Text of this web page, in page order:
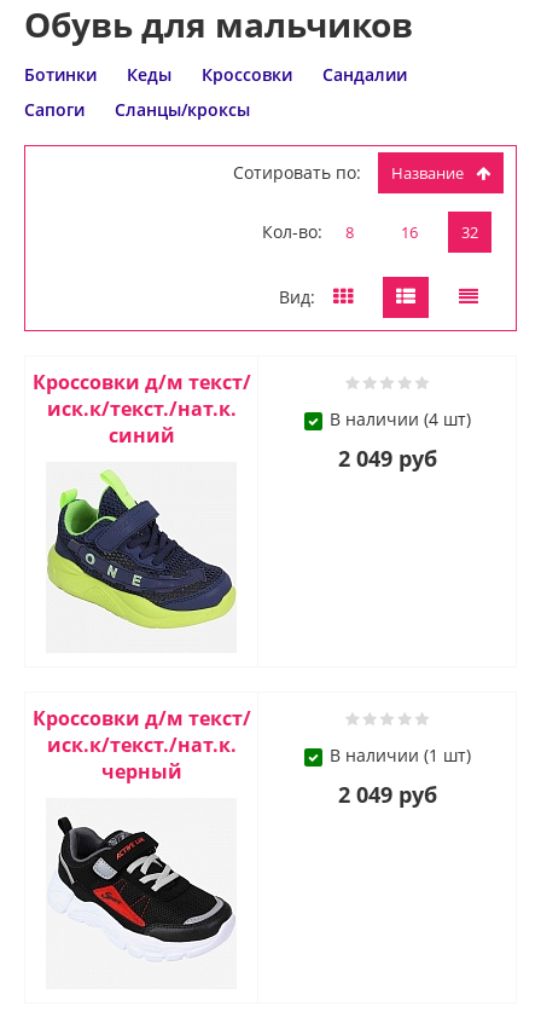
Обувь для мальчиков
Ботинки Кеды Кроссовки
Сандалии
Сапоги
Сланцы/кроксы
Сотировать по: Название
Кол-во: 8 16 32
Вид:
Кроссовки д/м текст/
иск.к/текст./нат.к.
синий
В наличии (4 шт)
2 049 руб
Кроссовки д/м текст/
иск.к/текст./нат.к.
черный
В наличии (1 шт)
2 049 руб